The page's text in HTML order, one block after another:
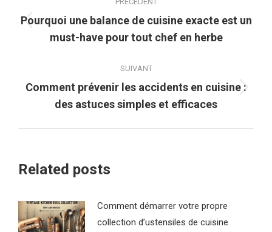
article
Article
précédent
Pourquoi une balance de cuisine exacte est un
must-have pour tout chef en herbe
SUIVANT
Article
suivant
:
Comment prévenir les accidents en cuisine :
des astuces simples et efficaces
Related posts
Comment démarrer votre propre
collection d’ustensiles de cuisine